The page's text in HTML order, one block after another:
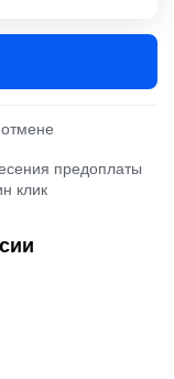
предоплаты
клик